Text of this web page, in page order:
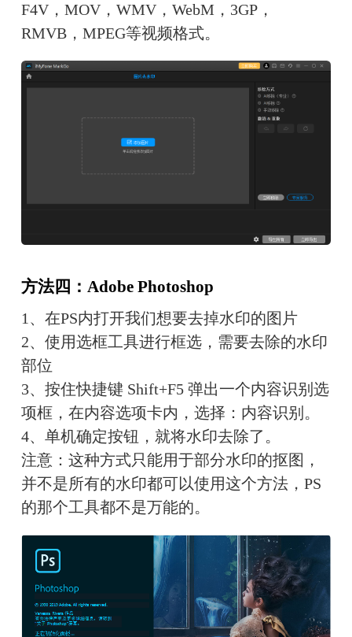
F4V，MOV，WMV，WebM，3GP，
RMVB，MPEG等视频格式。
方法四：Adobe Photoshop
1、在PS内打开我们想要去掉水印的图片
2、使用选框工具进行框选，需要去除的水印
部位
3、按住快捷键 Shift+F5 弹出一个内容识别选
项框，在内容选项卡内，选择：内容识别。
4、单机确定按钮，就将水印去除了。
注意：这种方式只能用于部分水印的抠图，
并不是所有的水印都可以使用这个方法，PS
的那个工具都不是万能的。